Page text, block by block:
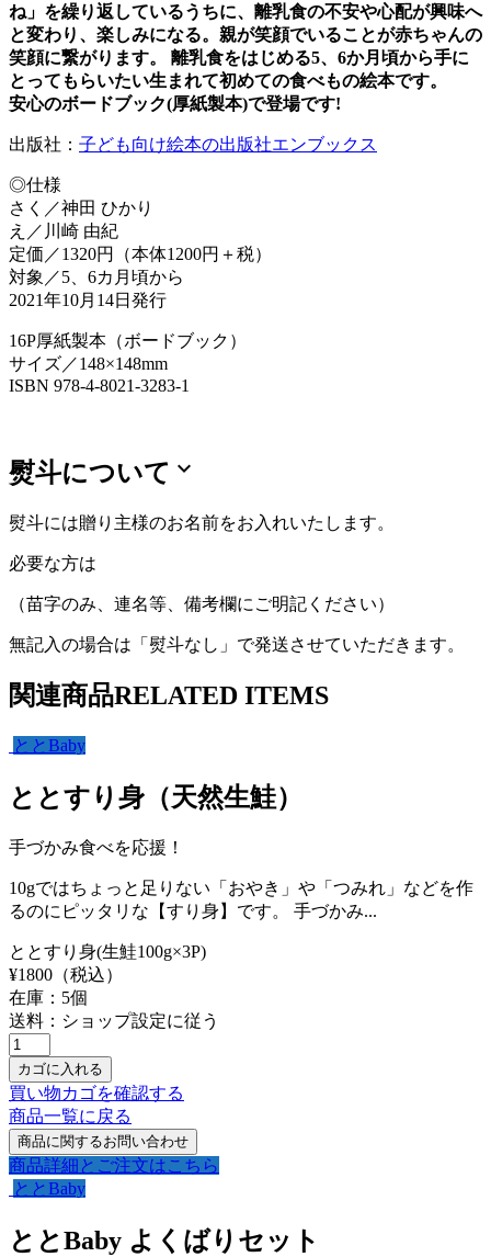
ね」を繰り返しているうちに、離乳食の不安や心配が興味へ
と変わり、楽しみになる。親が笑顔でいることが赤ちゃんの
笑顔に繋がります。 離乳食をはじめる5、6か月頃から手に
とってもらいたい生まれて初めての食べもの絵本です。
安心のボードブック(厚紙製本)で登場です!
出版社： 子ども向け絵本の出版社エンブックス
◎仕様
さく／神田 ひかり
え／川崎 由紀
定価／1320円（本体1200円＋税）
対象／5、6カ月頃から
2021年10月14日発行
16P厚紙製本（ボードブック）
サイズ／148×148mm
ISBN 978-4-8021-3283-1
熨斗について expand_more
熨斗には贈り主様のお名前をお入れいたします。
必要な方は
（苗字のみ、連名等、備考欄にご明記ください）
無記入の場合は「熨斗なし」で発送させていただきます。
関連商品RELATED ITEMS
ととBaby
ととすり身（天然生鮭）
手づかみ食べを応援！
10gではちょっと足りない「おやき」や「つみれ」などを作
るのにピッタリな【すり身】です。 手づかみ...
ととすり身(生鮭100g×3P)
¥1800 （税込）
在庫： 5個
送料：ショップ設定に従う
買い物カゴを確認する
商品一覧に戻る
商品詳細とご注文はこちら
ととBaby
ととBaby よくばりセット